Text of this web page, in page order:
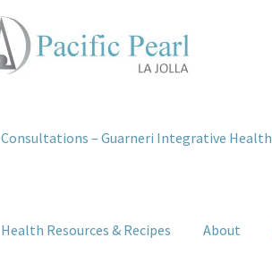
Consultations – Guarneri Integrative Health
Health Resources & Recipes About